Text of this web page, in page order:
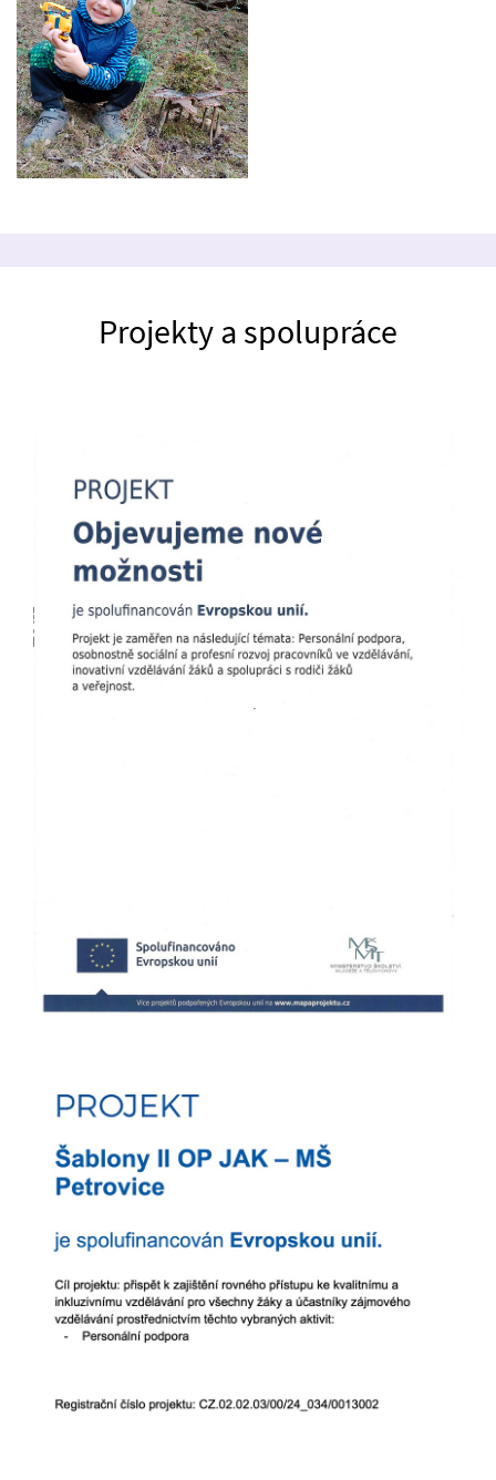
Projekty a spolupráce